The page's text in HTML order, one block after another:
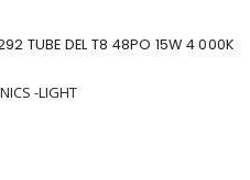
TUBE DEL T8 48PO 15W 4 000K
-LIGHT